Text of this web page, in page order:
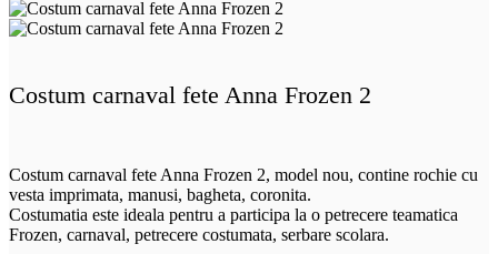
Costum carnaval fete Anna Frozen 2
Costum carnaval fete Anna Frozen 2, model nou, contine rochie cu
vesta imprimata, manusi, bagheta, coronita.
Costumatia este ideala pentru a participa la o petrecere teamatica
Frozen, carnaval, petrecere costumata, serbare scolara.